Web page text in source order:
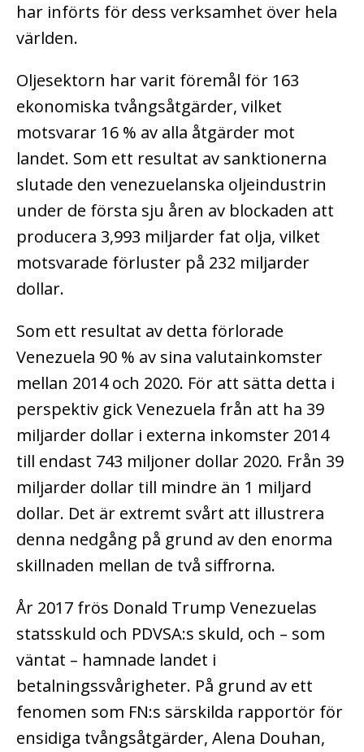
har införts för dess verksamhet över hela
världen.
Oljesektorn har varit föremål för 163
ekonomiska tvångsåtgärder, vilket
motsvarar 16 % av alla åtgärder mot
landet. Som ett resultat av sanktionerna
slutade den venezuelanska oljeindustrin
under de första sju åren av blockaden att
producera 3,993 miljarder fat olja, vilket
motsvarade förluster på 232 miljarder
dollar.
Som ett resultat av detta förlorade
Venezuela 90 % av sina valutainkomster
mellan 2014 och 2020. För att sätta detta i
perspektiv gick Venezuela från att ha 39
miljarder dollar i externa inkomster 2014
till endast 743 miljoner dollar 2020. Från 39
miljarder dollar till mindre än 1 miljard
dollar. Det är extremt svårt att illustrera
denna nedgång på grund av den enorma
skillnaden mellan de två siffrorna.
År 2017 frös Donald Trump Venezuelas
statsskuld och PDVSA:s skuld, och – som
väntat – hamnade landet i
betalningssvårigheter. På grund av ett
fenomen som FN:s särskilda rapportör för
ensidiga tvångsåtgärder, Alena Douhan,